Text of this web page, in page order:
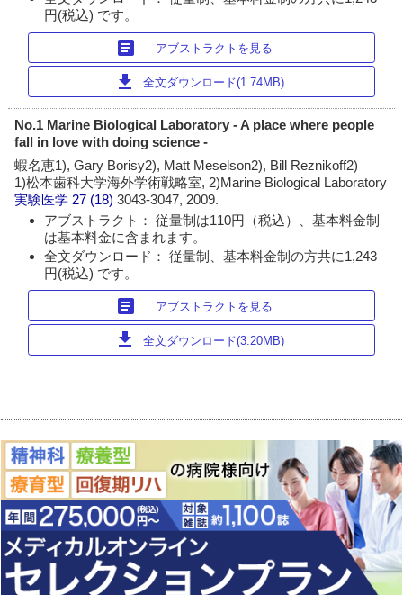
円(税込) です。
article アブストラクトを見る
download 全文ダウンロード(1.74MB)
No.1 Marine Biological Laboratory - A place where people
fall in love with doing science -
蝦名恵1), Gary Borisy2), Matt Meselson2), Bill Reznikoff2)
1)松本歯科大学海外学術戦略室, 2)Marine Biological Laboratory
実験医学 27 (18)3043-3047, 2009.
アブストラクト： 従量制は110円（税込）、基本料金制
は基本料金に含まれます。
全文ダウンロード： 従量制、基本料金制の方共に1,243
円(税込) です。
article アブストラクトを見る
download 全文ダウンロード(3.20MB)